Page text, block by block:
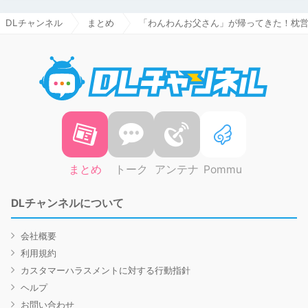
DLチャンネル まとめ 「わんわんお父さん」が帰ってきた！枕
まとめ トーク アンテナ Pommu
DLチャンネルについて
会社概要
利用規約
カスタマーハラスメントに対する行動指針
ヘルプ
お問い合わせ